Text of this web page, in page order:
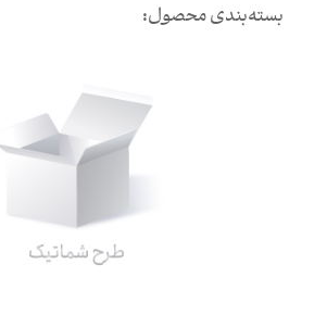
بسته‌بندی محصول: